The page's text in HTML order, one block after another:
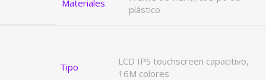
Materiales
plástico
Tipo
LCD IPS touchscreen capacitivo,
16M colores